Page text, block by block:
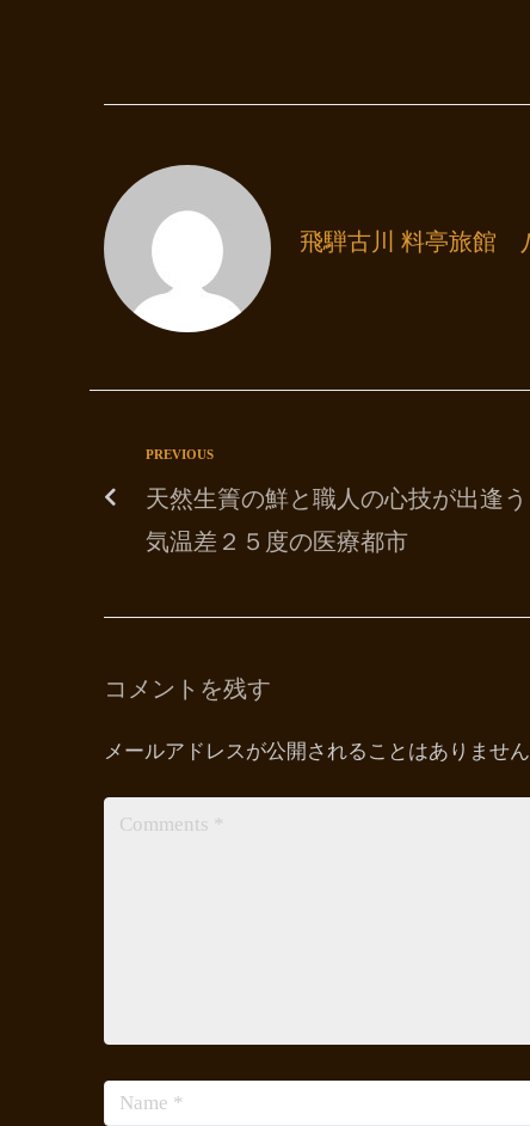
飛騨古川 料亭旅館
PREVIOUS
天然生簀の鮮と職人の心技が出逢う
気温差２５度の医療都市
コメントを残す
メールアドレスが公開されることはありません